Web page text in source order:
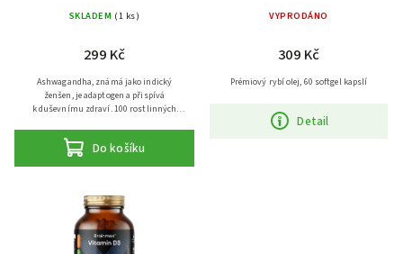
SKLADEM (1 ks)
299 Kč
Do košíku
Ashwagandha, známá jako indický
ženšen, je adaptogen a přispívá
k duševnímu zdraví. 100 rostlinných
VYPRODÁNO
309 Kč
Detail
Prémiový rybí olej, 60 softgel kapslí